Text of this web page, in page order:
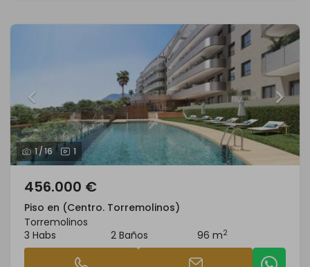
1/16 1
456.000 €
Piso en (Centro. Torremolinos)
Torremolinos
3 Habs
2 Baños 96 m2